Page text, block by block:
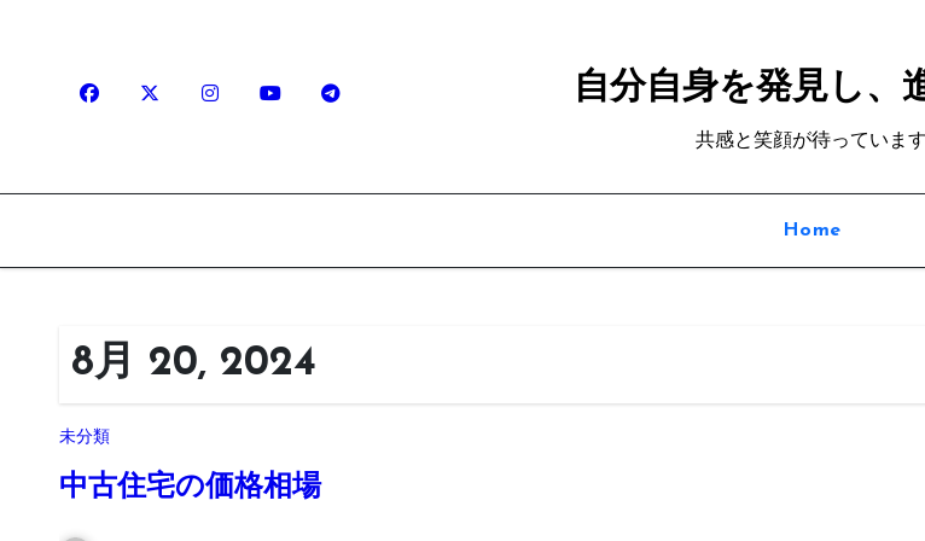
自分自身を発見し、
共感と笑顔が待っています
Home
8月 20, 2024
未分類
中古住宅の価格相場